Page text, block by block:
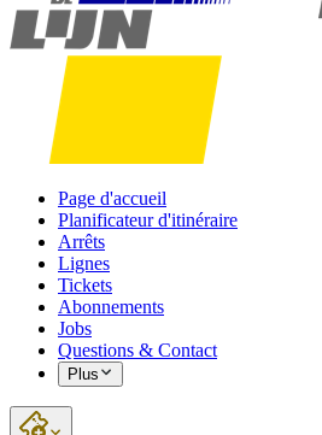
Page d'accueil
Planificateur d'itinéraire
Arrêts
Lignes
Tickets
Abonnements
Jobs
Questions & Contact
Plus